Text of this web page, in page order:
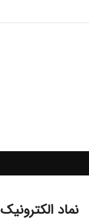
نماد الکترونیک